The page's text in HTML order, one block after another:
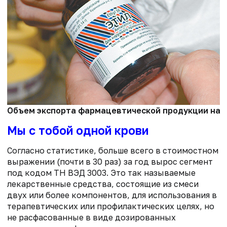
Объем экспорта фармацевтической продукции на
Мы с тобой одной крови
Согласно статистике, больше всего в стоимостном
выражении (почти в 30 раз) за год вырос сегмент
под кодом ТН ВЭД 3003. Это так называемые
лекарственные средства, состоящие из смеси
двух или более компонентов, для использования в
терапевтических или профилактических целях, но
не расфасованные в виде дозированных